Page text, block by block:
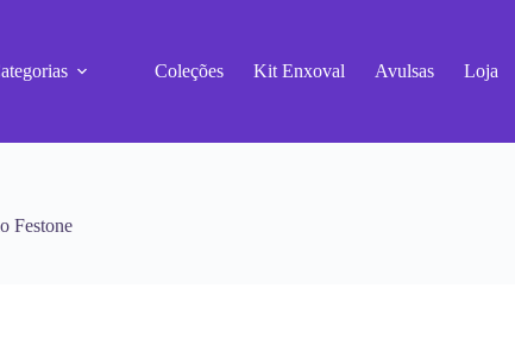
Coleções Kit Enxoval Avulsas Loja
Festone